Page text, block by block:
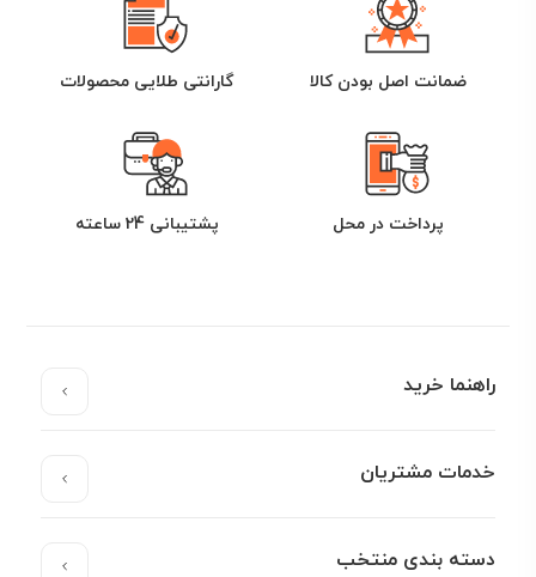
ضمانت اصل بودن کالا گارانتی طلایی محصولات
پرداخت در محل پشتیبانی 24 ساعته
راهنما خرید
خدمات مشتریان
دسته بندی منتخب